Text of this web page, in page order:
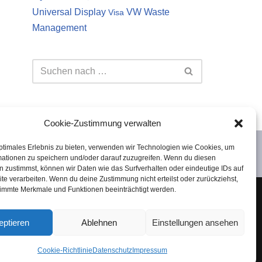
Cookie-Zustimmung verwalten
Erlebnis zu bieten, verwenden wir Technologien wie Cookies, um
zu speichern und/oder darauf zuzugreifen. Wenn du diesen
zustimmst, können wir Daten wie das Surfverhalten oder eindeutige IDs auf
verarbeiten. Wenn du deine Zustimmung nicht erteilst oder zurückziehst,
Merkmale und Funktionen beeinträchtigt werden.
Ablehnen Einstellungen ansehen
Cookie-Richtlinie DatenschutzImpressum
Universal Display Visa VW Waste
Management
sich lediglich um meine persönliche Meinung.
in Aktien oder andere Wertpapiere
Haftung übernommen.